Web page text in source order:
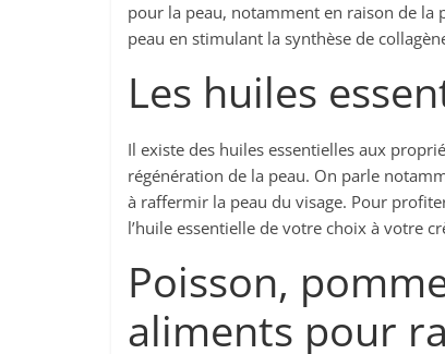
pour la peau, notamment en raison de la
peau en stimulant la synthèse de
Les huiles
Il existe des huiles essentielles aux
régénération de la peau. On parle
à raffermir la peau du visage. Pour
l’huile essentielle de votre choix à votre
Poisson,
aliments pour